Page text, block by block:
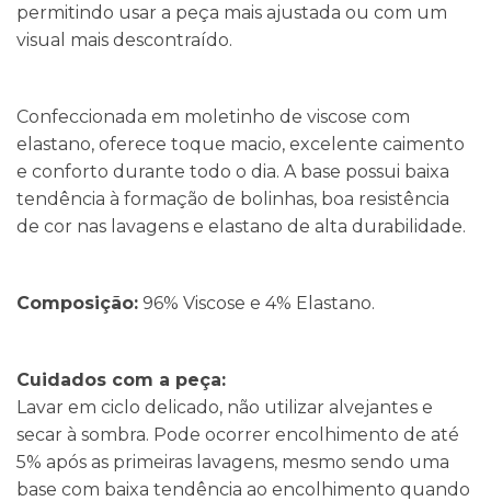
permitindo usar a peça mais ajustada ou com um
visual mais descontraído.
Confeccionada em moletinho de viscose com
elastano, oferece toque macio, excelente caimento
e conforto durante todo o dia. A base possui baixa
tendência à formação de bolinhas, boa resistência
de cor nas lavagens e elastano de alta durabilidade.
Composição: 96% Viscose e 4% Elastano.
Cuidados com a peça:
Lavar em ciclo delicado, não utilizar alvejantes e
secar à sombra. Pode ocorrer encolhimento de até
5% após as primeiras lavagens, mesmo sendo uma
base com baixa tendência ao encolhimento quando